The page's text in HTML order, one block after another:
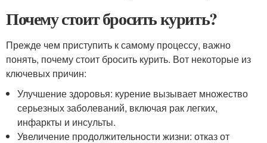
Почему стоит бросить курить?
Прежде чем приступить к самому процессу, важно
понять, почему стоит бросить курить. Вот некоторые из
ключевых причин:
Улучшение здоровья: курение вызывает множество
серьезных заболеваний, включая рак легких,
инфаркты и инсульты.
Увеличение продолжительности жизни: отказ от